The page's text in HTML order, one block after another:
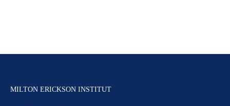
MILTON ERICKSON INSTITUT